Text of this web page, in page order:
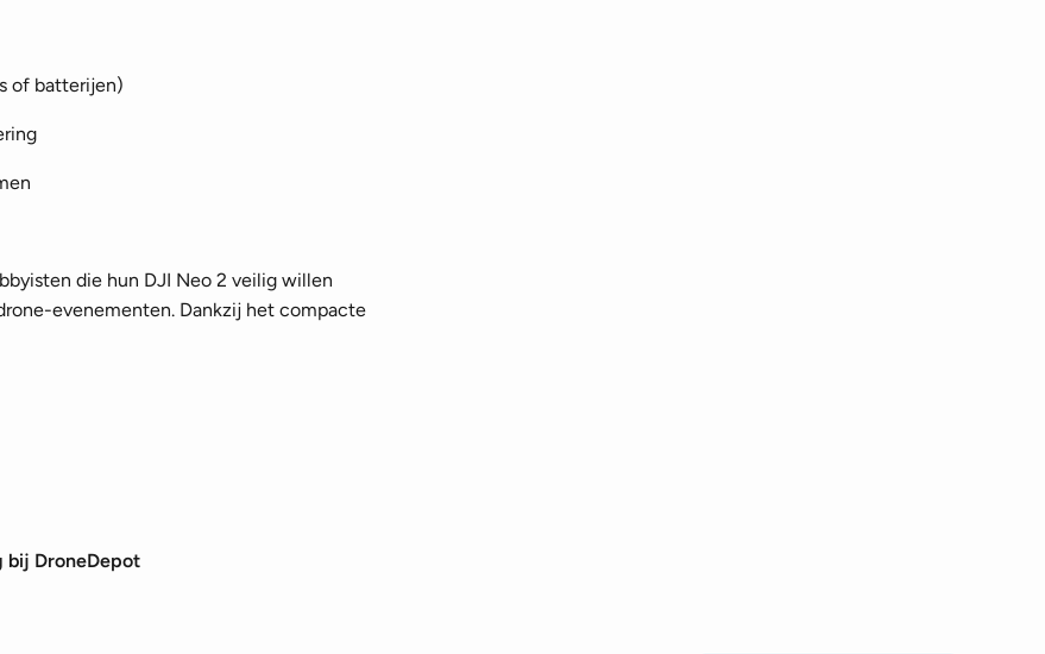
of batterijen)
die hun DJI Neo 2 veilig willen
evenementen. Dankzij het compacte
bij DroneDepot